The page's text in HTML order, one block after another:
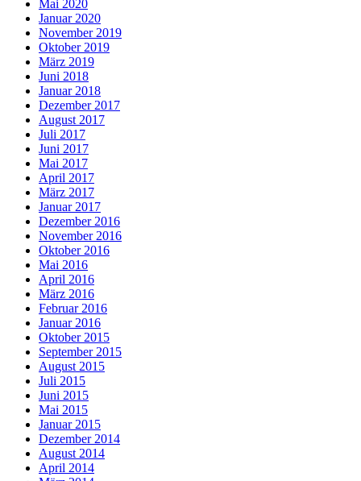
Mai 2020
Januar 2020
November 2019
Oktober 2019
März 2019
Juni 2018
Januar 2018
Dezember 2017
August 2017
Juli 2017
Juni 2017
Mai 2017
April 2017
März 2017
Januar 2017
Dezember 2016
November 2016
Oktober 2016
Mai 2016
April 2016
März 2016
Februar 2016
Januar 2016
Oktober 2015
September 2015
August 2015
Juli 2015
Juni 2015
Mai 2015
Januar 2015
Dezember 2014
August 2014
April 2014